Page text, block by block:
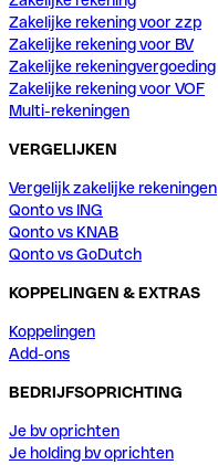
Zakelijke rekening voor zzp
Zakelijke rekening voor BV
Zakelijke rekeningvergoeding
Zakelijke rekening voor VOF
Multi-rekeningen
VERGELIJKEN
Vergelijk zakelijke rekeningen
Qonto vs ING
Qonto vs KNAB
Qonto vs GoDutch
KOPPELINGEN & EXTRAS
Koppelingen
Add-ons
BEDRIJFSOPRICHTING
Je bv oprichten
Je holding bv oprichten